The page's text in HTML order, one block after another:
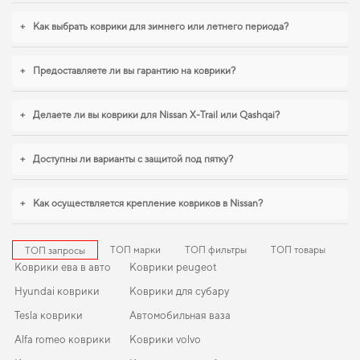
практичность,
коврик в багажник для volkswagen t roc
обеспечивают надежную эксплуатацию. С удовольствием продолжим
надежности которой уверены.
+ Как выбрать коврики для зимнего или летнего периода?
+ Предоставляете ли вы гарантию на коврики?
+ Делаете ли вы коврики для Nissan X-Trail или Qashqai?
+ Доступны ли варианты с защитой под пятку?
+ Как осуществляется крепление ковриков в Nissan?
ТОП запросы ТОП марки ТОП фильтры ТОП товары
Коврики ева в авто
Hyundai коврики
Tesla коврики
Alfa romeo коврики
Коврики peugeot
Коврики для субару
Автомобильная ваза
Коврики volvo